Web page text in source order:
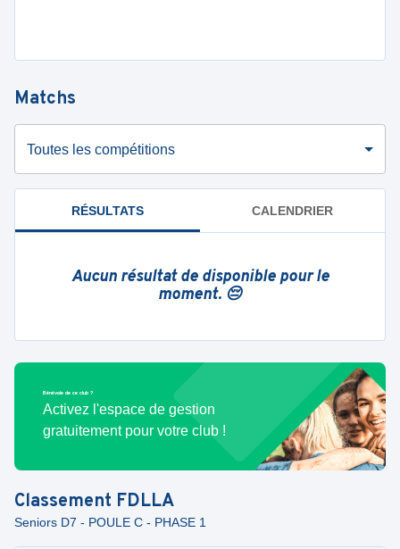
Matchs
Toutes les compétitions
RÉSULTATS CALENDRIER
Aucun résultat de disponible pour le
moment. 😔
Bénévole de ce club ?
Activez l'espace de gestion
gratuitement pour votre club !
Classement FDLLA
Seniors D7 - POULE C - PHASE 1